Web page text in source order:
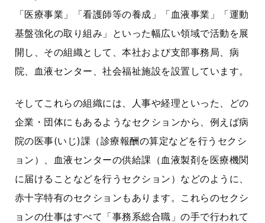
「医療事業」「看護師等の養成」「血液事業」「運動
基盤強化の取り組み」といった幅広い領域で活動を展
開し、その組織として、本社および支部事務局、病
院、血液センター、社会福祉施設を設置しています。
そしてこれらの組織には、人事や経理といった、どの
企業・団体にもあるようなセクションから、例えば病
院の医事(いじ)課（診療報酬の算定などを行うセクシ
ョン）、血液センターの供給課（血液製剤を医療機関
に届けることなどを行うセクション）などのように、
赤十字特有のセクションもあります。これらのセクシ
ョンの仕事はすべて「事務系総合職」の手で行われて